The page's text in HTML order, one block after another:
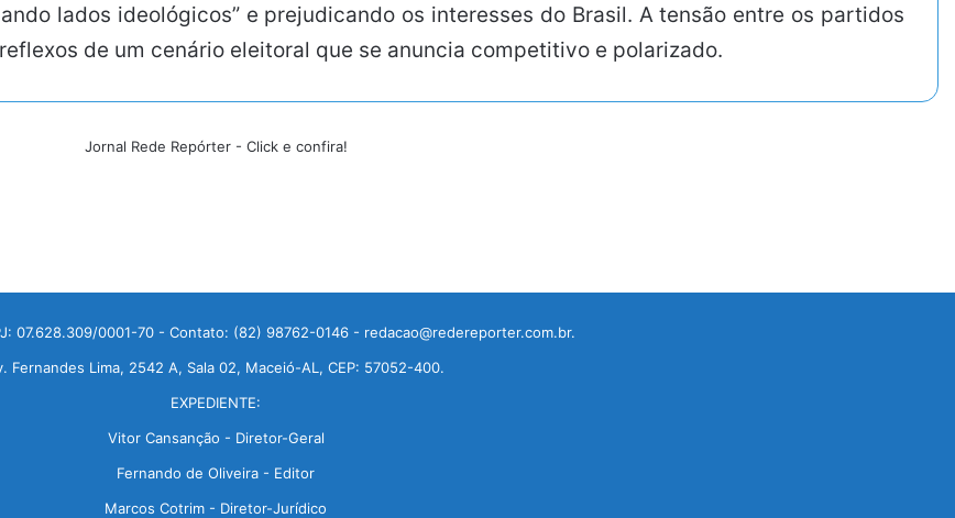
lados ideológicos” e prejudicando os interesses do Brasil. A tensão entre os partidos
de um cenário eleitoral que se anuncia competitivo e polarizado.
Jornal Rede Repórter - Click e confira!
07.628.309/0001-70 - Contato: (82) 98762-0146 - redacao@redereporter.com.br.
Fernandes Lima, 2542 A, Sala 02, Maceió-AL, CEP: 57052-400.
EXPEDIENTE:
Vitor Cansanção - Diretor-Geral
Fernando de Oliveira - Editor
Marcos Cotrim - Diretor-Jurídico